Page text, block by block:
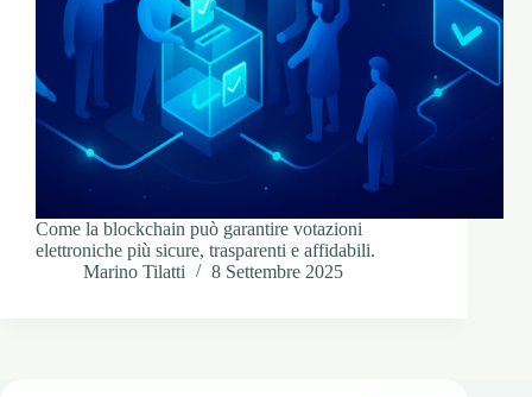
Come la blockchain può garantire votazioni
elettroniche più sicure, trasparenti e affidabili.
Marino Tilatti
8 Settembre 2025